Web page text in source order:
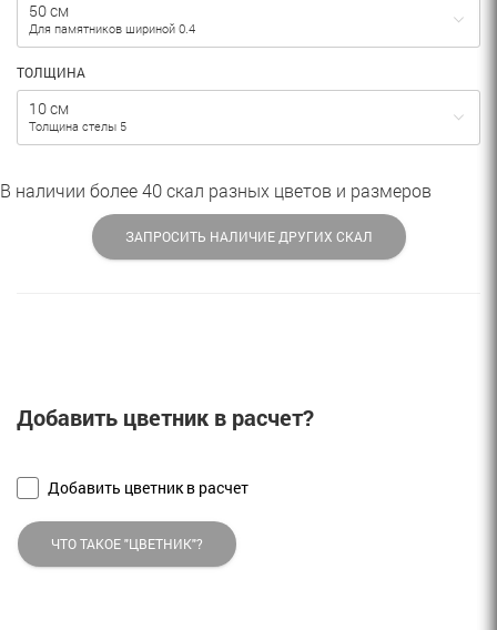
50 см
Для памятников шириной 0.4
ТОЛЩИНА
10 см
Толщина стелы 5
В наличии более 40 скал разных цветов и размеров
ЗАПРОСИТЬ НАЛИЧИЕ ДРУГИХ СКАЛ
Добавить цветник в расчет?
Добавить цветник в расчет
ЧТО ТАКОЕ "ЦВЕТНИК"?